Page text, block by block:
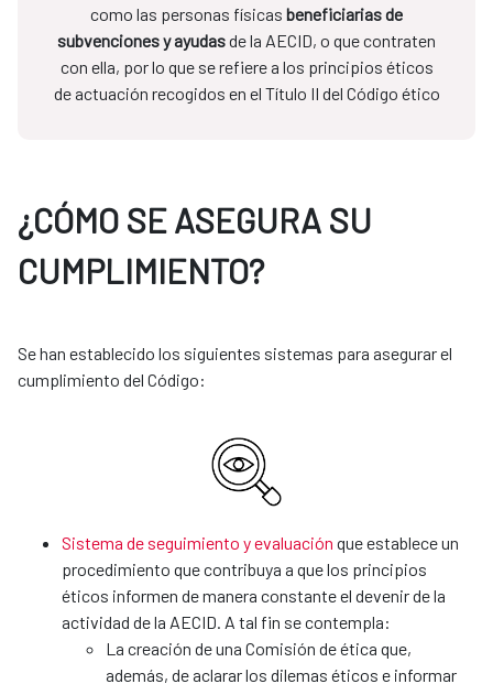
como las personas físicas beneficiarias de
subvenciones y ayudasde la AECID, o que contraten
con ella, por lo que se refiere a los principios éticos
de actuación recogidos en el Título II del Código ético
¿CÓMO SE ASEGURA SU
CUMPLIMIENTO?
Se han establecido los siguientes sistemas para asegurar el
cumplimiento del Código:
Sistema de seguimiento y evaluación que establece un
procedimiento que contribuya a que los principios
éticos informen de manera constante el devenir de la
actividad de la AECID. A tal fin se contempla:
La creación de una Comisión de ética que,
además, de aclarar los dilemas éticos e informar